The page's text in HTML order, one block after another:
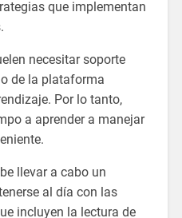
que implementan
necesitar soporte
de la plataforma
Por lo tanto,
a aprender a manejar
llevar a cabo un
al día con las
incluyen la lectura de